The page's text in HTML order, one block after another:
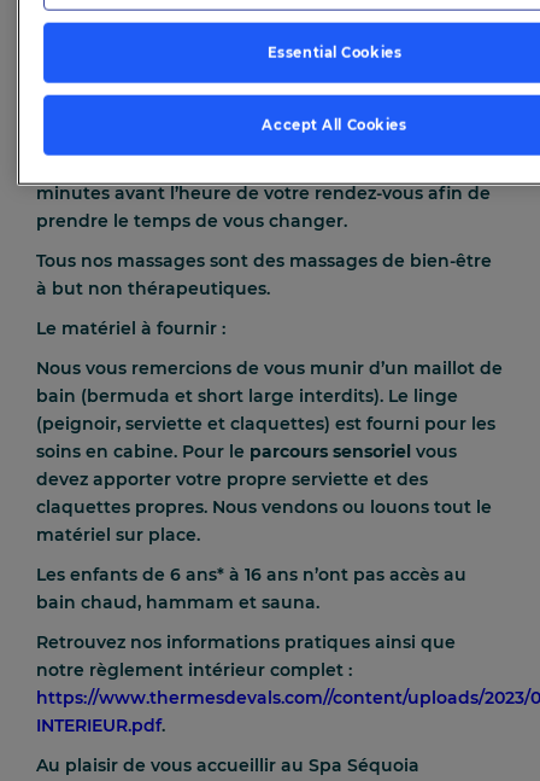
Ce bon cadeau est valable un an à partir de la date
d’achat. Nous vous conseillons de prévoir un délai de
présenter le jour de votre venue. Ce bon n’est pas
minutes avant l’heure de votre rendez-vous afin de
prendre le temps de vous changer.
Tous nos massages sont des massages de bien-être
à but non thérapeutiques.
Le matériel à fournir :
Nous vous remercions de vous munir d’un maillot de
bain (bermuda et short large interdits). Le linge
(peignoir, serviette et claquettes) est fourni pour les
soins en cabine. Pour le parcours sensoriel vous
devez apporter votre propre serviette et des
claquettes propres. Nous vendons ou louons tout le
matériel sur place.
Les enfants de 6 ans* à 16 ans n’ont pas accès au
bain chaud, hammam et sauna.
Retrouvez nos informations pratiques ainsi que
notre règlement intérieur complet :
https://www.thermesdevals.com//content/uploads/2023/
INTERIEUR.pdf.
Au plaisir de vous accueillir au Spa Séquoia
Essential Cookies
Accept All Cookies